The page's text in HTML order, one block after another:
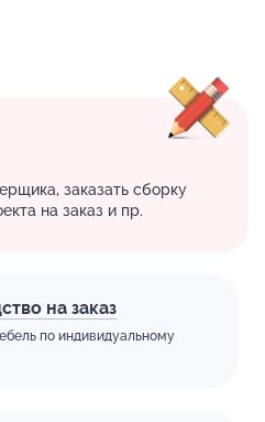
заказать сборку
на заказ и пр.
на заказ
по индивидуальному